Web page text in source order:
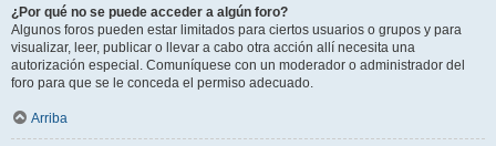
¿Por qué no se puede acceder a algún foro?
Algunos foros pueden estar limitados para ciertos usuarios o grupos y para
visualizar, leer, publicar o llevar a cabo otra acción allí necesita una
autorización especial. Comuníquese con un moderador o administrador del
foro para que se le conceda el permiso adecuado.
Arriba